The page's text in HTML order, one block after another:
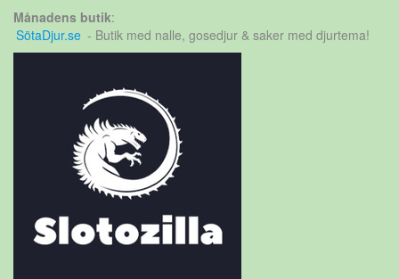
Månadens butik:
SötaDjur.se - Butik med nalle, gosedjur & saker med djurtema!